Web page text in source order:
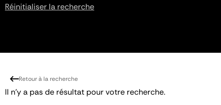
Réinitialiser la recherche
Retour à la recherche
Il n'y a pas de résultat pour votre recherche.